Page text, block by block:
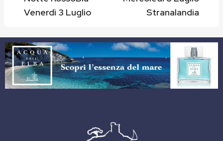
Venerdì 3 Luglio
Stranalandia